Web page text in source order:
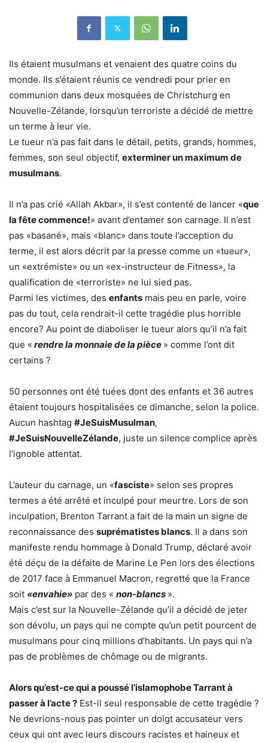
Ils étaient musulmans et venaient des quatre coins du
monde. Ils s’étaient réunis ce vendredi pour prier en
communion dans deux mosquées de Christchurg en
Nouvelle-Zélande, lorsqu’un terroriste a décidé de mettre
un terme à leur vie.
Le tueur n’a pas fait dans le détail, petits, grands, hommes,
femmes, son seul objectif, exterminer un maximum de
musulmans.
Il n’a pas crié «Allah Akbar», il s’est contenté de lancer «que
la fête commence!» avant d’entamer son carnage. Il n’est
pas «basané», mais «blanc» dans toute l’acception du
terme, il est alors décrit par la presse comme un «tueur»,
un «extrémiste» ou un «ex-instructeur de Fitness», la
qualification de «terroriste» ne lui sied pas.
Parmi les victimes, des enfants mais peu en parle, voire
pas du tout, cela rendrait-il cette tragédie plus horrible
encore? Au point de diaboliser le tueur alors qu’il n’a fait
que « rendre la monnaie de la pièce » comme l’ont dit
certains ?
50 personnes ont été tuées dont des enfants et 36 autres
étaient toujours hospitalisées ce dimanche, selon la police.
Aucun hashtag #JeSuisMusulman,
#JeSuisNouvelleZélande, juste un silence complice après
l’ignoble attentat.
L’auteur du carnage, un «fasciste» selon ses propres
termes a été arrêté et inculpé pour meurtre. Lors de son
inculpation, Brenton Tarrant a fait de la main un signe de
reconnaissance des suprématistes blancs. Il a dans son
manifeste rendu hommage à Donald Trump, déclaré avoir
été déçu de la défaite de Marine Le Pen lors des élections
de 2017 face à Emmanuel Macron, regretté que la France
soit «envahie» par des « non-blancs ».
Mais c’est sur la Nouvelle-Zélande qu’il a décidé de jeter
son dévolu, un pays qui ne compte qu’un petit pourcent de
musulmans pour cinq millions d’habitants. Un pays qui n’a
pas de problèmes de chômage ou de migrants.
Alors qu’est-ce qui a poussé l’islamophobe Tarrant à
passer à l’acte ? Est-il seul responsable de cette tragédie ?
Ne devrions-nous pas pointer un doigt accusateur vers
ceux qui ont avec leurs discours racistes et haineux et